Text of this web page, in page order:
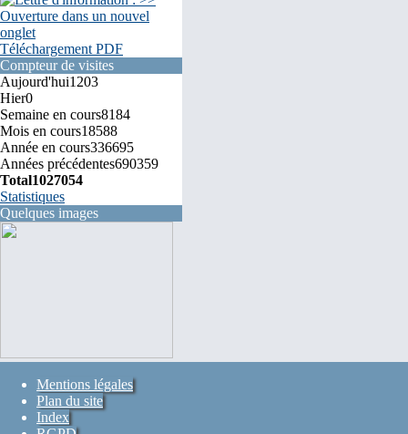
Téléchargement PDF
Compteur de visites
Aujourd'hui1203
Hier0
Semaine en cours8184
Mois en cours18588
Année en cours336695
Années précédentes690359
Total1027054
Statistiques
Quelques images
Mentions légales
Plan du site
Index